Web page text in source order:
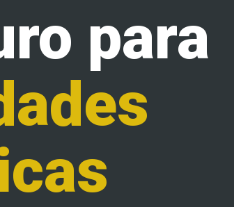
para